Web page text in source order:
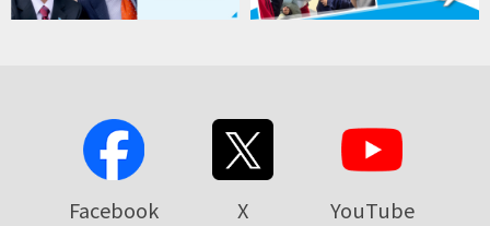
Facebook X YouTube